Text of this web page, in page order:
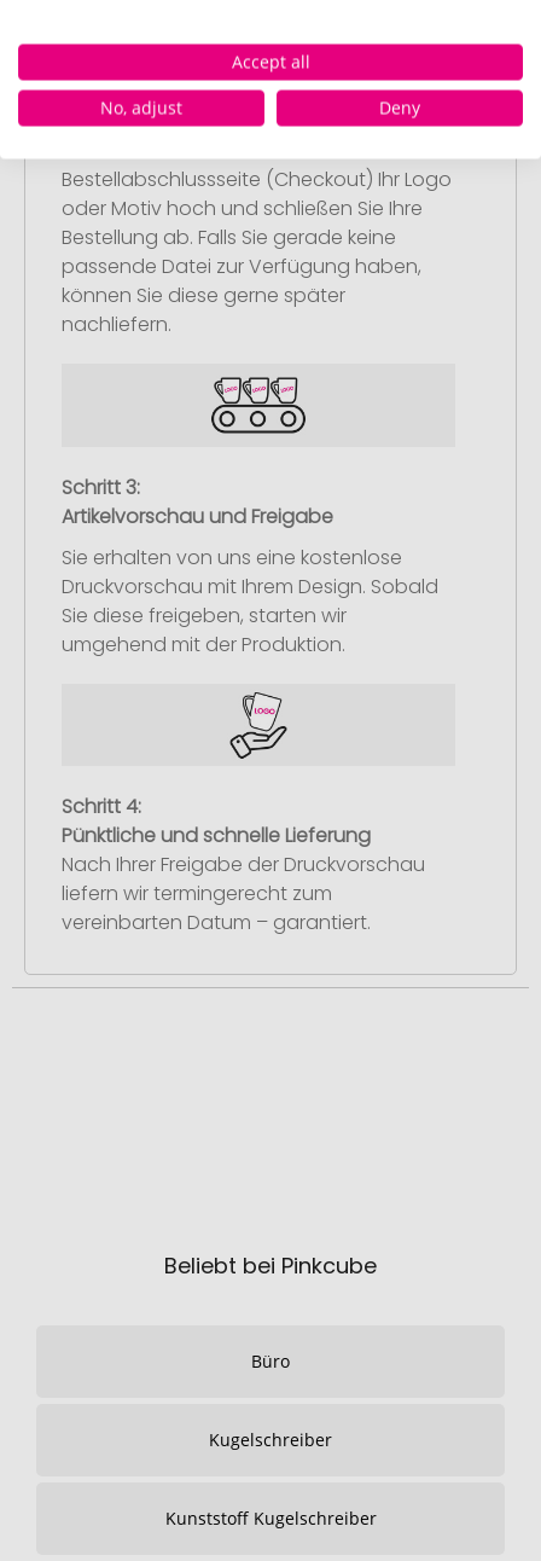
Schritt 2:
Upload Ihres Logos oder Motivs
Bestellabschlussseite (Checkout) Ihr Logo
oder Motiv hoch und schließen Sie Ihre
Bestellung ab. Falls Sie gerade keine
passende Datei zur Verfügung haben,
können Sie diese gerne später
nachliefern.
Schritt 3:
Artikelvorschau und Freigabe
Sie erhalten von uns eine kostenlose
Druckvorschau mit Ihrem Design. Sobald
Sie diese freigeben, starten wir
umgehend mit der Produktion.
Schritt 4:
Pünktliche und schnelle Lieferung
Nach Ihrer Freigabe der Druckvorschau
liefern wir termingerecht zum
vereinbarten Datum – garantiert.
Beliebt bei Pinkcube
Büro
Kugelschreiber
Kunststoff Kugelschreiber
Accept all
No, adjust
Deny